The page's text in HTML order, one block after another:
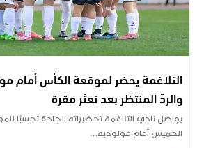
التلاغمة يحضر لموقعة الكأس أمام
والردّ المنتظر بعد تعثر مقرة
يواصل نادي التلاغمة تحضيراته الجادة تحسبًا
الخميس أمام مولودية…